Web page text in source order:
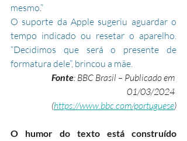
mesmo.”
O suporte da Apple sugeriu aguardar o
tempo indicado ou resetar o aparelho.
“Decidimos que será o presente de
formatura dele”, brincou a mãe.
Fonte: BBC Brasil – Publicado em
01/03/2024
(https://www.bbc.com/portuguese)
O humor do texto está construído